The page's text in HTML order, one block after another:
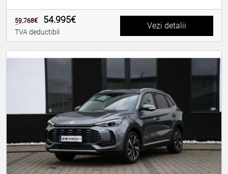
59.768€ 54.995€
TVA deductibil
Vezi detalii